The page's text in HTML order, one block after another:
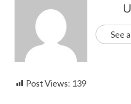
See
Post Views: 139